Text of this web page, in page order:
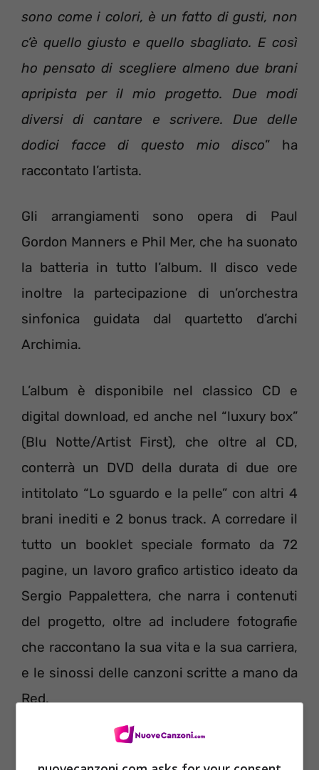
sono come i colori, è un fatto di gusti, non
c’è quello giusto e quello sbagliato. E così
ho pensato di scegliere almeno due brani
apripista per il mio progetto. Due modi
diversi di cantare e scrivere. Due delle
dodici facce di questo mio disco” ha
raccontato l’artista.
Gli arrangiamenti sono opera di Paul
Gordon Manners e Phil Mer, che ha suonato
la batteria in tutto l’album. Il disco vede
inoltre la partecipazione di un’orchestra
sinfonica guidata dal quartetto d’archi
Archimia.
L’album è disponibile nel classico CD e
digital download, ed anche nel “luxury box”
(Blu Notte/Artist First), che oltre al CD,
conterrà un DVD della durata di due ore
intitolato “Lo sguardo e la pelle” con altri 4
brani inediti e 2 bonus track. A corredare il
tutto un booklet speciale formato da 72
pagine, un lavoro grafico artistico ideato da
Sergio Pappalettera, che narra i contenuti
del progetto, oltre ad includere fotografie
che raccontano la sua vita e la sua carriera,
e le sinossi delle canzoni scritte a mano da
Red.